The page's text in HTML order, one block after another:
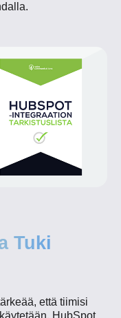
Tuki
että tiimisi
HubSpot